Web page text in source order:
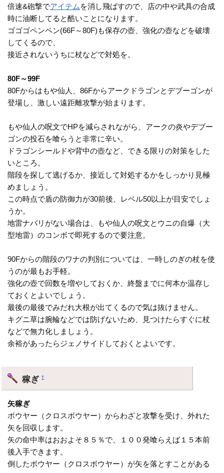
倍速&砲撃でアイテム を消し飛ばすので、店の中や武具の合成
時に油断してると酷いことになります。
ゴゴゴペンペン(66F～80F)も保存の壺、強化の壺などを破壊
してくるので、
接近されないうちに杖などで対処を。
80F～99F
80Fからはもや仙人、86Fからアークドラゴンとデブーゴンが
登場し、激しい遠距離攻撃が始まります。
もや仙人の呪文でHPを減らされながら、アークの炎やデブー
ゴンの投石を喰らうと非常に辛い。
ドラゴンシールドや背中の壺など、できる限りの対策をした
いところ。
階段を探して逃げるか、接近して対処するかをしっかり見極
めましょう。
この時点で盾の防御力が30前後、レベル50以上が目安でしょ
うか。
地雷ナバリがない場合は、もや仙人の呪文とウニの自爆（大
型地雷）のコンボで即死するので要注意。
90Fからの階段のワナの判別については、一時しのぎの杖を使
うのが最もお手軽。
強化の壺で回数を増やしておくか、終盤までに何本か温存し
ておくとよいでしょう。
最後の最後でみだれ大根が出てくるので気は抜けません。
キグニ草は腕輪などでは防げないため、見つけたらすぐに杖
などで無力化しましょう。
余裕があったらジェノサイドしておくとよいです。
稼ぎ†
矢稼ぎ
ボウヤー（クロスボウヤー）からわざと攻撃を受け、外れた
矢を回収します。
矢の命中率はおおよそ８５％で、１００発喰らえば１５本前
後入手できます。
倒したボウヤー（クロスボウヤー）が矢を落とすことがある